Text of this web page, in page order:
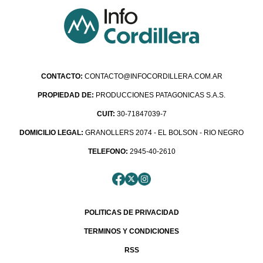
CONTACTO: CONTACTO@INFOCORDILLERA.COM.AR
PROPIEDAD DE: PRODUCCIONES PATAGONICAS S.A.S.
CUIT: 30-71847039-7
DOMICILIO LEGAL: GRANOLLERS 2074 - EL BOLSON - RIO NEGRO
TELEFONO: 2945-40-2610
POLITICAS DE PRIVACIDAD
TERMINOS Y CONDICIONES
RSS